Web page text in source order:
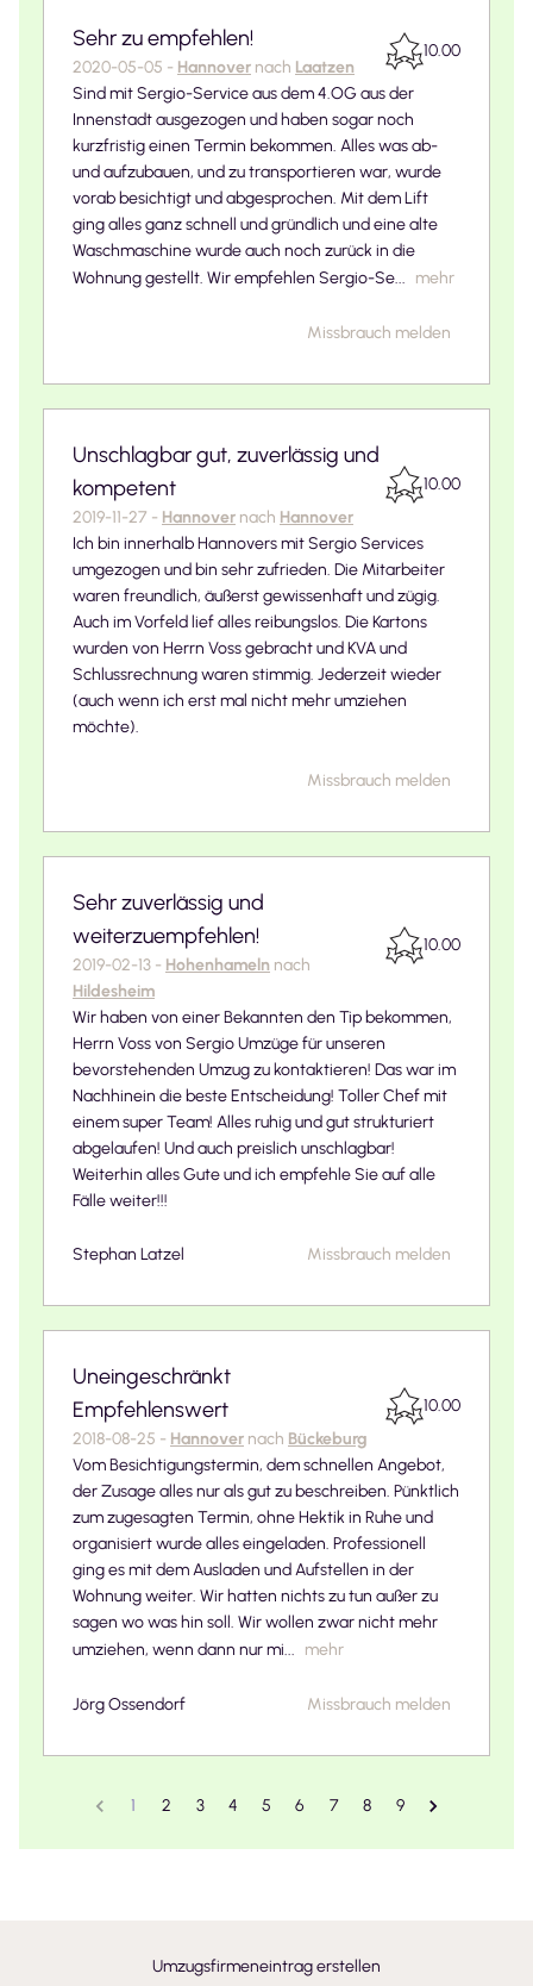
Sehr zu empfehlen!
2020-05-05 - Hannover nach Laatzen
10.00
Sind mit Sergio-Service aus dem 4.OG aus der
Innenstadt ausgezogen und haben sogar noch
kurzfristig einen Termin bekommen. Alles was ab-
und aufzubauen, und zu transportieren war, wurde
vorab besichtigt und abgesprochen. Mit dem Lift
ging alles ganz schnell und gründlich und eine alte
Waschmaschine wurde auch noch zurück in die
Wohnung gestellt. Wir empfehlen Sergio-Se... mehr
Missbrauch melden
Unschlagbar gut, zuverlässig und
kompetent
2019-11-27 - Hannover nach Hannover
10.00
Ich bin innerhalb Hannovers mit Sergio Services
umgezogen und bin sehr zufrieden. Die Mitarbeiter
waren freundlich, äußerst gewissenhaft und zügig.
Auch im Vorfeld lief alles reibungslos. Die Kartons
wurden von Herrn Voss gebracht und KVA und
Schlussrechnung waren stimmig. Jederzeit wieder
(auch wenn ich erst mal nicht mehr umziehen
möchte).
Missbrauch melden
Sehr zuverlässig und
weiterzuempfehlen!
2019-02-13 - Hohenhameln nach
Hildesheim
10.00
Wir haben von einer Bekannten den Tip bekommen,
Herrn Voss von Sergio Umzüge für unseren
bevorstehenden Umzug zu kontaktieren! Das war im
Nachhinein die beste Entscheidung! Toller Chef mit
einem super Team! Alles ruhig und gut strukturiert
abgelaufen! Und auch preislich unschlagbar!
Weiterhin alles Gute und ich empfehle Sie auf alle
Fälle weiter!!!
Stephan Latzel Missbrauch melden
Uneingeschränkt
Empfehlenswert
2018-08-25 - Hannover nach Bückeburg
10.00
Vom Besichtigungstermin, dem schnellen Angebot,
der Zusage alles nur als gut zu beschreiben. Pünktlich
zum zugesagten Termin, ohne Hektik in Ruhe und
organisiert wurde alles eingeladen. Professionell
ging es mit dem Ausladen und Aufstellen in der
Wohnung weiter. Wir hatten nichts zu tun außer zu
sagen wo was hin soll. Wir wollen zwar nicht mehr
umziehen, wenn dann nur mi... mehr
Jörg Ossendorf Missbrauch melden
1 2 3 4 5 6 7 8 9
Umzugsfirmeneintrag erstellen